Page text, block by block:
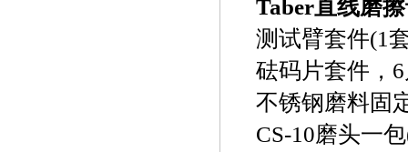
Taber直线磨
测试臂套件(1
砝码片套件，
不锈钢磨料固
CS-10磨头一